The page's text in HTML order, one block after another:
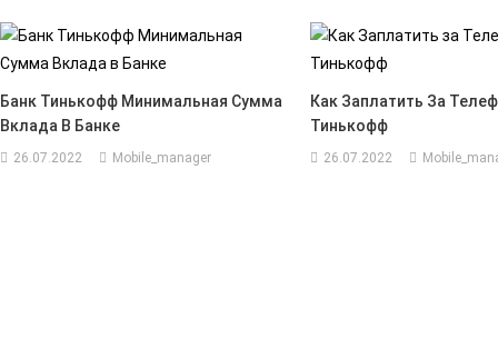
Банк Тинькофф Минимальная Сумма
Вклада В Банке
26.07.2022 Mobile_manager
Как Заплатить За
Тинькофф
26.07.2022